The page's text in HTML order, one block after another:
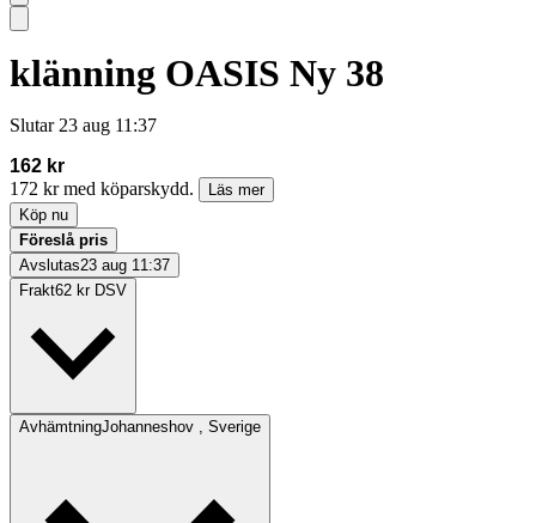
klänning OASIS Ny 38
Slutar 23 aug 11:37
162 kr
172 kr med köparskydd.
Läs mer
Köp nu
Föreslå pris
Avslutas23 aug 11:37
Frakt62 kr DSV
AvhämtningJohanneshov , Sverige